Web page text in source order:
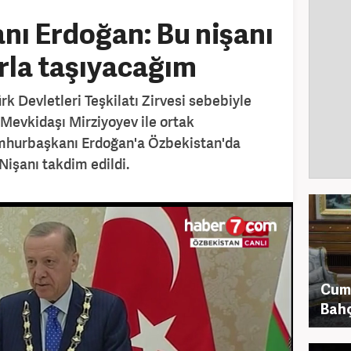
Erdoğan: Bu nişanı
taşıyacağım
Devletleri Teşkilatı Zirvesi sebebiyle
Mirziyoyev ile ortak
Erdoğan'a Özbekistan'da
takdim edildi.